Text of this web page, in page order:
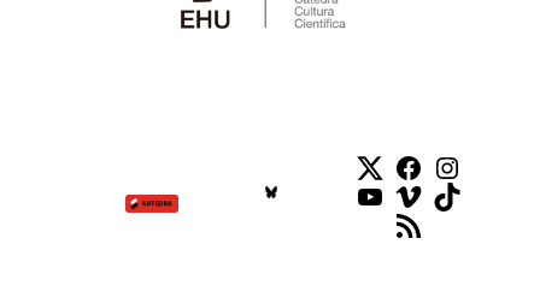
Twitter
Facebook
YouTube
VimeoTikTok
RSS Feed